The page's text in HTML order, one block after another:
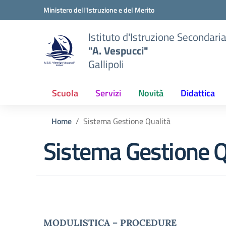
Vai ai contenuti
Vai al menu di navigazioneMinistero dell'Istruzione e del Merito
Istituto d'Istruzione
"A. Vespucci"
Gallipoli
Scuola Servizi Novità Didattica
Home Sistema Gestione Qualità
Sistema Gestione
MODULISTICA – PROCEDURE